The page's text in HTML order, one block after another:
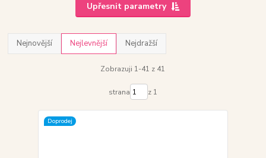
Upřesnit parametry
Nejnovější Nejlevnější Nejdražší
Zobrazuji 1-41 z 41
strana z 1
Doprodej